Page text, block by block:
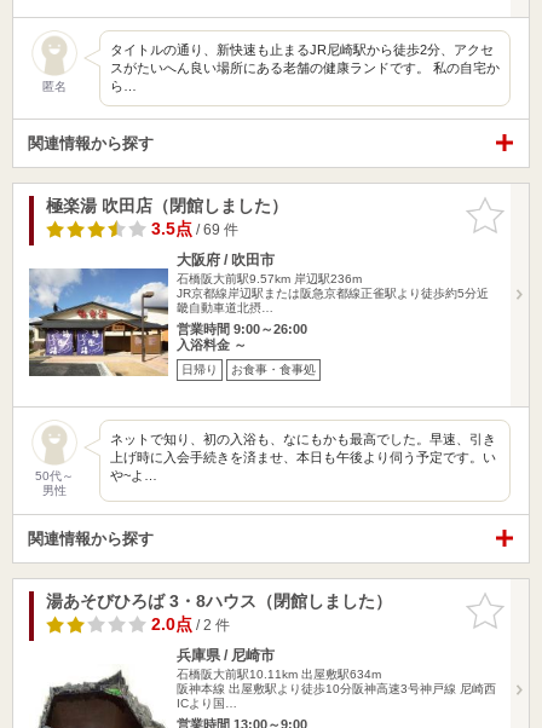
匿名
タイトルの通り、新快速も止まるJR尼崎駅から徒歩2分、アクセ
スがたいへん良い場所にある老舗の健康ランドです。 私の自宅か
ら…
関連情報から探す
お気に入
りに追加
極楽湯 吹田店（閉館しました）
3.5点/ 69 件
大阪府 / 吹田市
石橋阪大前駅9.57km 岸辺駅236m
JR京都線岸辺駅または阪急京都線正雀駅より徒歩約5分近
畿自動車道北摂…
営業時間 9:00～26:00
入浴料金 ～
日帰り お食事・食事処
50代～
男性
ネットで知り、初の入浴も、なにもかも最高でした。早速、引き
上げ時に入会手続きを済ませ、本日も午後より伺う予定です。い
や~よ…
関連情報から探す
お気に入
りに追加
湯あそびひろば 3・8ハウス（閉館しました）
2.0点/ 2 件
兵庫県 / 尼崎市
石橋阪大前駅10.11km 出屋敷駅634m
阪神本線 出屋敷駅より徒歩10分阪神高速3号神戸線 尼崎西
ICより国…
営業時間 13:00～9:00